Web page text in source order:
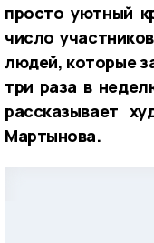
просто уютный
число
людей, которые
три раза в
рассказывает
Мартынова.